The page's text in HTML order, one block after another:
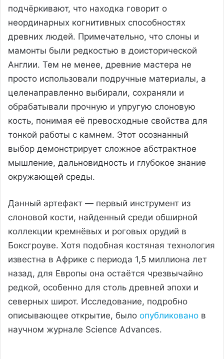
подчёркивают, что находка говорит о
неординарных когнитивных способностях
древних людей. Примечательно, что слоны и
мамонты были редкостью в доисторической
Англии. Тем не менее, древние мастера не
просто использовали подручные материалы, а
целенаправленно выбирали, сохраняли и
обрабатывали прочную и упругую слоновую
кость, понимая её превосходные свойства для
тонкой работы с камнем. Этот осознанный
выбор демонстрирует сложное абстрактное
мышление, дальновидность и глубокое знание
окружающей среды.
Данный артефакт — первый инструмент из
слоновой кости, найденный среди обширной
коллекции кремнёвых и роговых орудий в
Боксгроуве. Хотя подобная костяная технология
известна в Африке с периода 1,5 миллиона лет
назад, для Европы она остаётся чрезвычайно
редкой, особенно для столь древней эпохи и
северных широт. Исследование, подробно
описывающее открытие, было опубликовано в
научном журнале Science Advances.